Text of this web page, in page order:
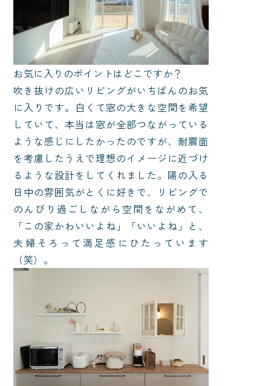
お気に入りのポイントはどこですか？
吹き抜けの広いリビングがいちばんのお気
に入りです。白くて窓の大きな空間を希望
していて、本当は窓が全部つながっている
ような感じにしたかったのですが、耐震面
を考慮したうえで理想のイメージに近づけ
るような設計をしてくれました。陽の入る
日中の雰囲気がとくに好きで、リビングで
のんびり過ごしながら空間をながめて、
「この家かわいいよね」「いいよね」と、
夫婦そろって満足感にひたっています
（笑）。